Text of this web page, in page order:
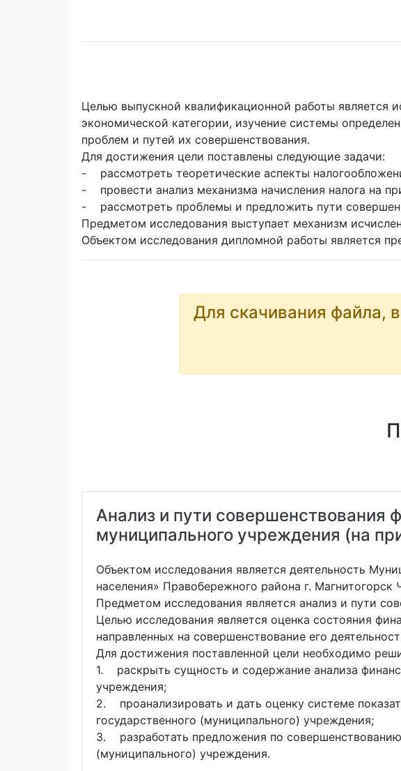
Целью выпускной квалификационной работы является
экономической категории, изучение системы
проблем и путей их совершенствования.
Для достижения цели поставлены следующие задачи:
- рассмотреть теоретические аспекты
- провести анализ механизма начисления налога на
- рассмотреть проблемы и предложить пути
Предметом исследования выступает механизм
Объектом исследования дипломной работы является
Для скачивания файла,
Анализ и пути совершенствования
муниципального учреждения (на
Объектом исследования является деятельность
населения» Правобережного района г.
Предметом исследования является анализ и пути
Целью исследования является оценка состояния
направленных на совершенствование его
Для достижения поставленной цели необходимо
1. раскрыть сущность и содержание анализа
учреждения;
2. проанализировать и дать оценку системе
государственного (муниципального) учреждения;
3. разработать предложения по совершенствованию
(муниципального) учреждения.